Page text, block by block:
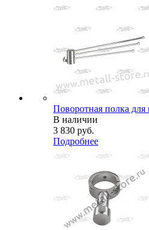
Поворотная полка для
В наличии
3 830 руб.
Подробнее